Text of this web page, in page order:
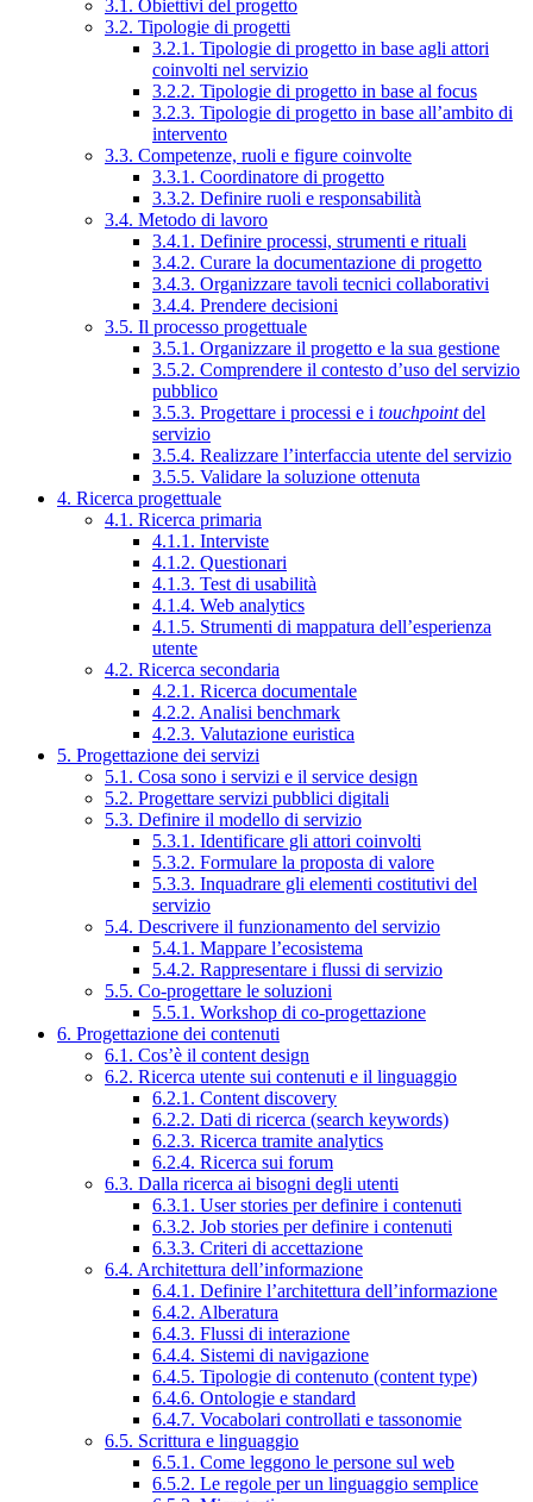
3.1. Obiettivi del progetto
3.2. Tipologie di progetti
3.2.1. Tipologie di progetto in base agli attori
coinvolti nel servizio
3.2.2. Tipologie di progetto in base al focus
3.2.3. Tipologie di progetto in base all’ambito di
intervento
3.3. Competenze, ruoli e figure coinvolte
3.3.1. Coordinatore di progetto
3.3.2. Definire ruoli e responsabilità
3.4. Metodo di lavoro
3.4.1. Definire processi, strumenti e rituali
3.4.2. Curare la documentazione di progetto
3.4.3. Organizzare tavoli tecnici collaborativi
3.4.4. Prendere decisioni
3.5. Il processo progettuale
3.5.1. Organizzare il progetto e la sua gestione
3.5.2. Comprendere il contesto d’uso del servizio
pubblico
3.5.3. Progettare i processi e i touchpointdel
servizio
3.5.4. Realizzare l’interfaccia utente del servizio
3.5.5. Validare la soluzione ottenuta
4. Ricerca progettuale
4.1. Ricerca primaria
4.1.1. Interviste
4.1.2. Questionari
4.1.3. Test di usabilità
4.1.4. Web analytics
4.1.5. Strumenti di mappatura dell’esperienza
utente
4.2. Ricerca secondaria
4.2.1. Ricerca documentale
4.2.2. Analisi benchmark
4.2.3. Valutazione euristica
5. Progettazione dei servizi
5.1. Cosa sono i servizi e il service design
5.2. Progettare servizi pubblici digitali
5.3. Definire il modello di servizio
5.3.1. Identificare gli attori coinvolti
5.3.2. Formulare la proposta di valore
5.3.3. Inquadrare gli elementi costitutivi del
servizio
5.4. Descrivere il funzionamento del servizio
5.4.1. Mappare l’ecosistema
5.4.2. Rappresentare i flussi di servizio
5.5. Co-progettare le soluzioni
5.5.1. Workshop di co-progettazione
6. Progettazione dei contenuti
6.1. Cos’è il content design
6.2. Ricerca utente sui contenuti e il linguaggio
6.2.1. Content discovery
6.2.2. Dati di ricerca (search keywords)
6.2.3. Ricerca tramite analytics
6.2.4. Ricerca sui forum
6.3. Dalla ricerca ai bisogni degli utenti
6.3.1. User stories per definire i contenuti
6.3.2. Job stories per definire i contenuti
6.3.3. Criteri di accettazione
6.4. Architettura dell’informazione
6.4.1. Definire l’architettura dell’informazione
6.4.2. Alberatura
6.4.3. Flussi di interazione
6.4.4. Sistemi di navigazione
6.4.5. Tipologie di contenuto (content type)
6.4.6. Ontologie e standard
6.4.7. Vocabolari controllati e tassonomie
6.5. Scrittura e linguaggio
6.5.1. Come leggono le persone sul web
6.5.2. Le regole per un linguaggio semplice